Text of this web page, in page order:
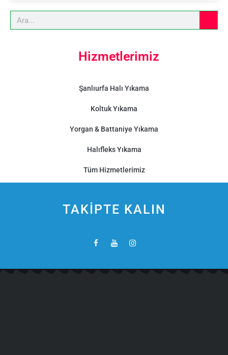
Hizmetlerimiz
Şanlıurfa Halı Yıkama
Koltuk Yıkama
Yorgan & Battaniye Yıkama
Halıfleks Yıkama
Tüm Hizmetlerimiz
TAKİPTE KALIN